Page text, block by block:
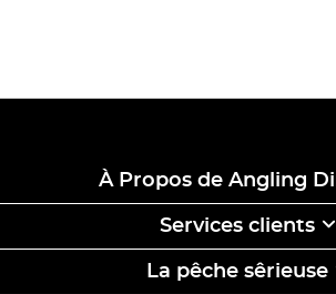
À Propos de Angling
Services clients
La pêche sêrieuse